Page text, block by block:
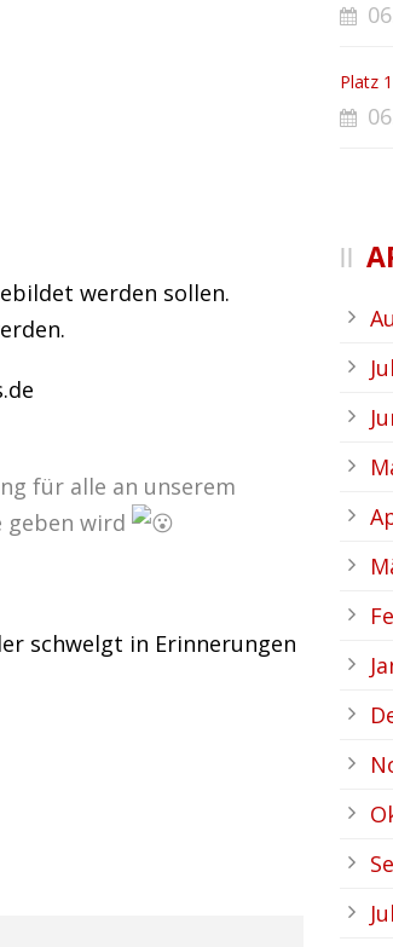
werden sollen.
für alle an unserem
geben wird
schwelgt in Erinnerungen
Platz